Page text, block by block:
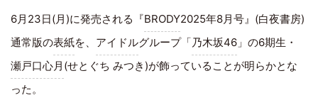
6月23日(月)に発売される『BRODY2025年8月号』(白夜書房)
通常版の表紙を、 アイドルグループ「乃木坂46 」の6期生・
瀬戸口心月 (せとぐち みつき)が飾っていることが明らかとな
った。